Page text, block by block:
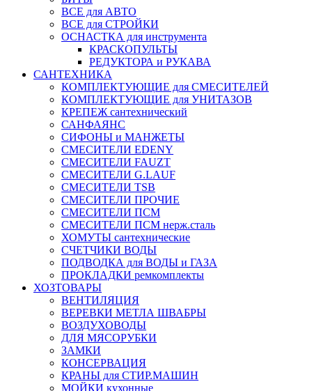
ВСЕ для АВТО
ВСЕ для СТРОЙКИ
ОСНАСТКА для инструмента
КРАСКОПУЛЬТЫ
РЕДУКТОРА и РУКАВА
САНТЕХНИКА
КОМПЛЕКТУЮЩИЕ для СМЕСИТЕЛЕЙ
КОМПЛЕКТУЮЩИЕ для УНИТАЗОВ
КРЕПЕЖ сантехнический
САНФАЯНС
СИФОНЫ и МАНЖЕТЫ
СМЕСИТЕЛИ EDENY
СМЕСИТЕЛИ FAUZT
СМЕСИТЕЛИ G.LAUF
СМЕСИТЕЛИ TSB
СМЕСИТЕЛИ ПРОЧИЕ
СМЕСИТЕЛИ ПСМ
СМЕСИТЕЛИ ПСМ нерж.сталь
ХОМУТЫ сантехнические
СЧЕТЧИКИ ВОДЫ
ПОДВОДКА для ВОДЫ и ГАЗА
ПРОКЛАДКИ ремкомплекты
ХОЗТОВАРЫ
ВЕНТИЛЯЦИЯ
ВЕРЕВКИ МЕТЛА ШВАБРЫ
ВОЗДУХОВОДЫ
ДЛЯ МЯСОРУБКИ
ЗАМКИ
КОНСЕРВАЦИЯ
КРАНЫ для СТИР.МАШИН
МОЙКИ кухонные